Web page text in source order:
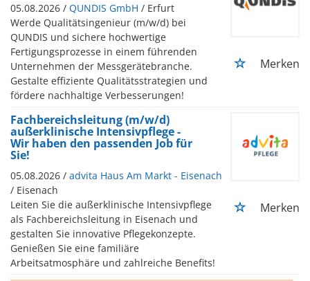
05.08.2026 / QUNDIS GmbH / Erfurt
Werde Qualitätsingenieur (m/w/d) bei
QUNDIS und sichere hochwertige
Fertigungsprozesse in einem führenden
Unternehmen der Messgerätebranche.
Gestalte effiziente Qualitätsstrategien und
fördere nachhaltige Verbesserungen!
Merken
Fachbereichsleitung (m/w/d)
außerklinische Intensivpflege -
Wir haben den passenden Job für
Sie!
05.08.2026 / advita Haus Am Markt - Eisenach
/ Eisenach
Leiten Sie die außerklinische Intensivpflege
als Fachbereichsleitung in Eisenach und
gestalten Sie innovative Pflegekonzepte.
Genießen Sie eine familiäre
Arbeitsatmosphäre und zahlreiche Benefits!
Merken